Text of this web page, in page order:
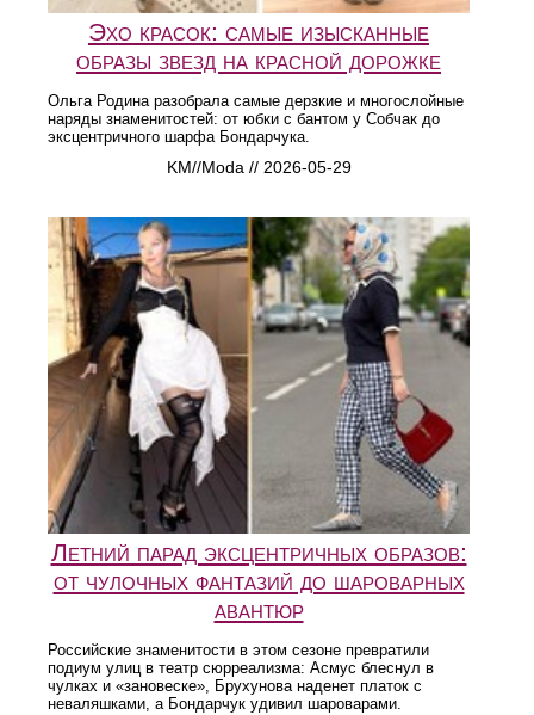
Эхо красок: самые изысканные
образы звезд на красной дорожке
Ольга Родина разобрала самые дерзкие и многослойные
наряды знаменитостей: от юбки с бантом у Собчак до
эксцентричного шарфа Бондарчука.
KM//Moda // 2026-05-29
Летний парад эксцентричных образов:
от чулочных фантазий до шароварных
авантюр
Российские знаменитости в этом сезоне превратили
подиум улиц в театр сюрреализма: Асмус блеснул в
чулках и «зановеске», Брухунова наденет платок с
неваляшками, а Бондарчук удивил шароварами.